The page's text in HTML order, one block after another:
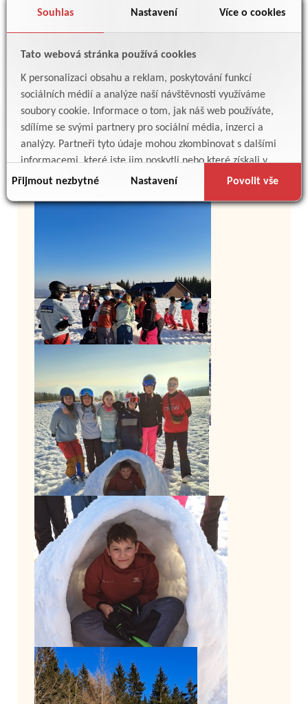
Souhlas Nastavení Více o cookies
Tato webová stránka používá cookies
K personalizaci obsahu a reklam, poskytování funkcí
sociálních médií a analýze naší návštěvnosti využíváme
soubory cookie. Informace o tom, jak náš web používáte,
sdílíme se svými partnery pro sociální média, inzerci a
analýzy. Partneři tyto údaje mohou zkombinovat s dalšími
informacemi, které jste jim poskytli nebo které získali v
důsledku toho, že používáte jejich služby.
Přijmout nezbytné Nastavení Povolit vše